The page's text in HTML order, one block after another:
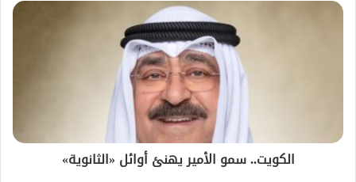
الكويت.. سمو الأمير يهنئ أوائل «الثانوية»